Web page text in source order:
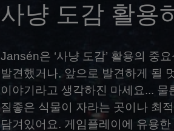
사냥 도감 활용
Jansén은 ‘사냥 도감’ 활용의 중
발견했거나, 앞으로 발견하게 될
이야기라고 생각하진 마세요...
질좋은 식물이 자라는 곳이나 최
담겨있어요. 게임플레이에 유용